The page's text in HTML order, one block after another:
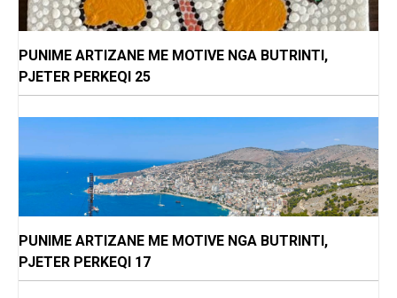
PUNIME ARTIZANE ME MOTIVE NGA BUTRINTI,
PJETER PERKEQI 25
PUNIME ARTIZANE ME MOTIVE NGA BUTRINTI,
PJETER PERKEQI 17